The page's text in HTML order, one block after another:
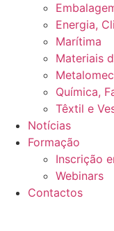
Energia,
Marítima
Materiais
Química,
Têxtil e
Notícias
Formação
Inscrição
Webinars
Contactos